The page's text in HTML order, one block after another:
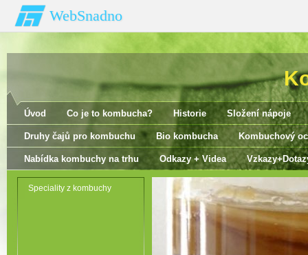
WebSnadno
Úvod Co je to kombucha? Historie Složení nápoje
Druhy čajů pro kombuchu Bio kombucha Kombuchový
Nabídka kombuchy na trhu Odkazy + Videa
Speciality z kombuchy